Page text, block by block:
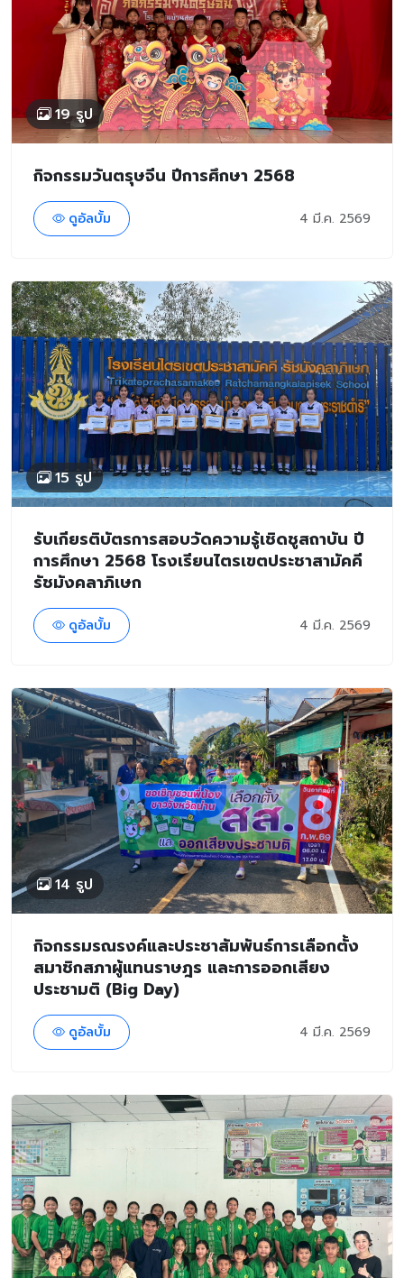
19 รูป
กิจกรรมวันตรุษจีน ปีการศึกษา 2568
ดูอัลบั้ม 4 มี.ค. 2569
15 รูป
รับเกียรติบัตรการสอบวัดความรู้เชิดชูสถาบัน ปี
การศึกษา 2568 โรงเรียนไตรเขตประชาสามัคคี
รัชมังคลาภิเษก
ดูอัลบั้ม 4 มี.ค. 2569
14 รูป
กิจกรรมรณรงค์และประชาสัมพันธ์การเลือกตั้ง
สมาชิกสภาผู้แทนราษฎร และการออกเสียง
ประชามติ (Big Day)
ดูอัลบั้ม 4 มี.ค. 2569